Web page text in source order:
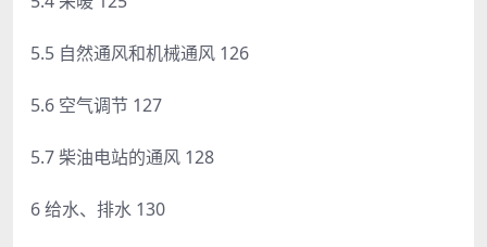
5.5 自然通风和机械通风 126
5.6 空气调节 127
5.7 柴油电站的通风 128
6 给水、排水 130